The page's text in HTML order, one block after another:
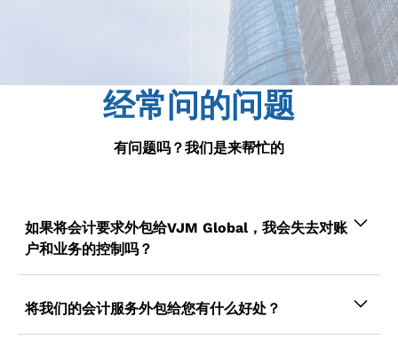
经常问的问题
有问题吗？我们是来帮忙的
如果将会计要求外包给VJM Global，我会失去对账
户和业务的控制吗？
制。VJM Global就像一个扩展机构，可以处理您
将我们的会计服务外包给您有什么好处？